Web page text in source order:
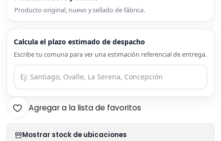
Producto original, nuevo y sellado de fábrica.
Calcula el plazo estimado de despacho
Escribe tu comuna para ver una estimación referencial de entrega.
Agregar a la lista de favoritos
Mostrar stock de ubicaciones